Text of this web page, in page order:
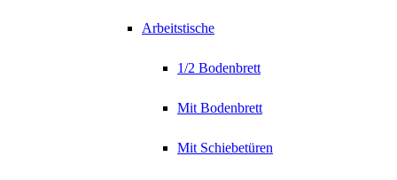
Arbeitstische
1/2 Bodenbrett
Mit Bodenbrett
Mit Schiebetüren